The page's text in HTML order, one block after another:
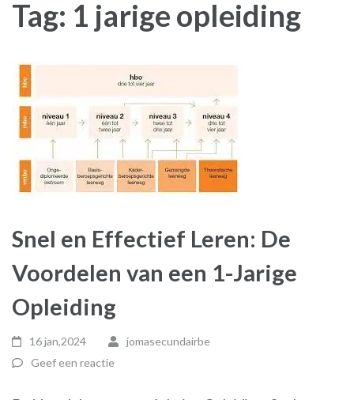
Tag: 1 jarige opleiding
Snel en Effectief Leren: De
Voordelen van een 1-Jarige
Opleiding
16 jan,2024
jomasecundairbe
Geef een reactie